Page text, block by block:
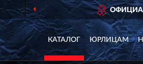
КАТАЛОГ ЮРЛИЦАМ